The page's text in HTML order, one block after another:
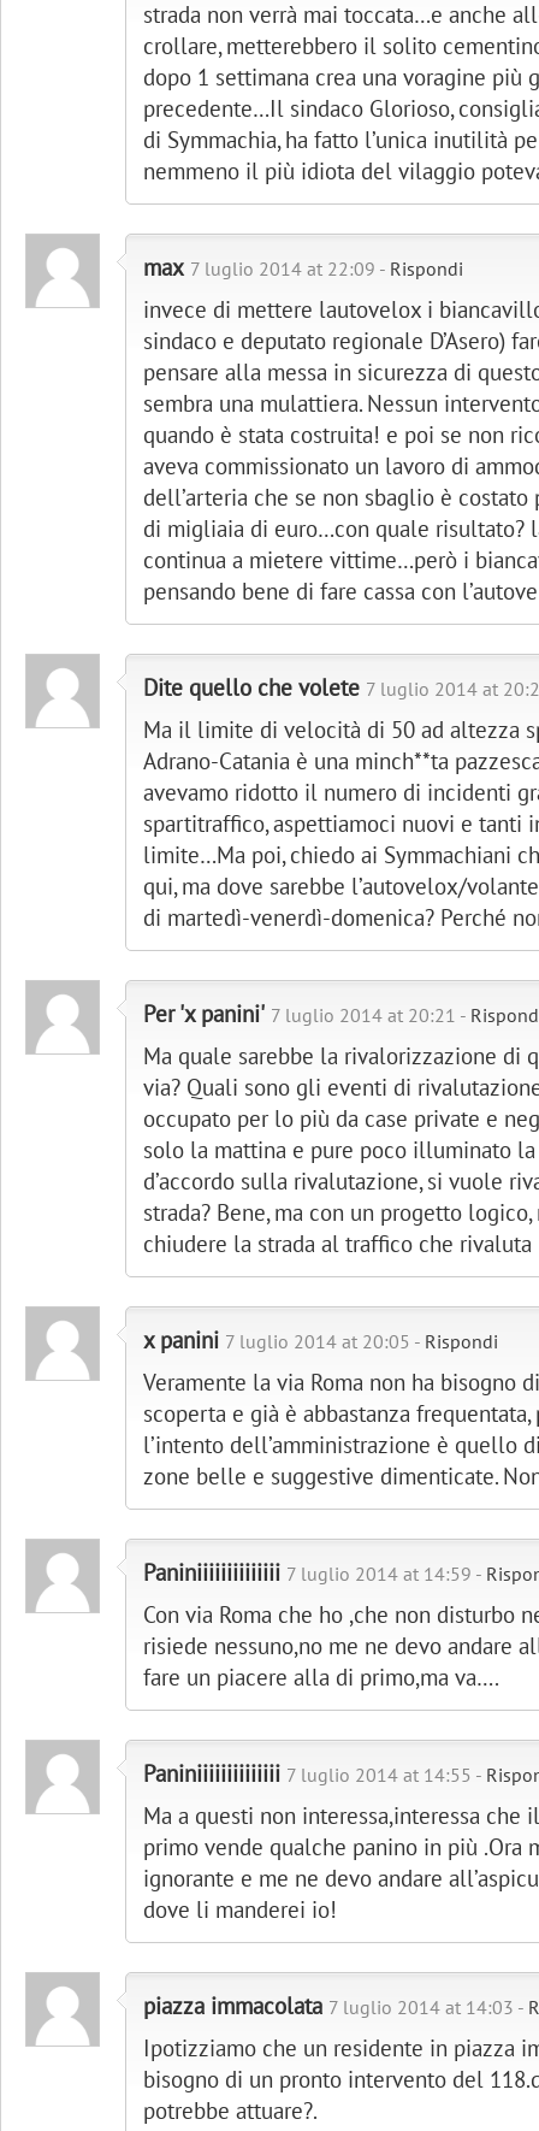
strada non verrà mai toccata…e anche
crollare, metterebbero il solito
dopo 1 settimana crea una voragine più
precedente…Il sindaco Glorioso,
di Symmachia, ha fatto l’unica inutilità
nemmeno il più idiota del vilaggio
max 7 luglio 2014 at 22:09 - Rispondi
invece di mettere lautovelox i
sindaco e deputato regionale D’Asero)
pensare alla messa in sicurezza di
sembra una mulattiera. Nessun
quando è stata costruita! e poi se non
aveva commissionato un lavoro di
dell’arteria che se non sbaglio è
di migliaia di euro…con quale risultato?
continua a mietere vittime…però i
pensando bene di fare cassa con
Dite quello che volete 7 luglio 2014 at
Ma il limite di velocità di 50 ad altezza
Adrano-Catania è una minch**ta
avevamo ridotto il numero di incidenti
spartitraffico, aspettiamoci nuovi e tanti
limite…Ma poi, chiedo ai Symmachiani
qui, ma dove sarebbe l’autovelox/
di martedì-venerdì-domenica? Perché
Per 'x panini' 7 luglio 2014 at 20:21 -
Ma quale sarebbe la rivalorizzazione di
via? Quali sono gli eventi di
occupato per lo più da case private e
solo la mattina e pure poco illuminato la
d’accordo sulla rivalutazione, si vuole
strada? Bene, ma con un progetto
chiudere la strada al traffico che
x panini 7 luglio 2014 at 20:05 - Rispondi
Veramente la via Roma non ha bisogno
scoperta e già è abbastanza
l’intento dell’amministrazione è quello
zone belle e suggestive dimenticate.
Paniniiiiiiiiiiiiii 7 luglio 2014 at 14:59 -
Con via Roma che ho ,che non disturbo
risiede nessuno,no me ne devo andare
fare un piacere alla di primo,ma va….
Paniniiiiiiiiiiiiii 7 luglio 2014 at 14:55 -
Ma a questi non interessa,interessa
primo vende qualche panino in più .Ora
ignorante e me ne devo andare
dove li manderei io!
piazza immacolata 7 luglio 2014 at 14:03 -
Ipotizziamo che un residente in piazza
bisogno di un pronto intervento del
potrebbe attuare?.